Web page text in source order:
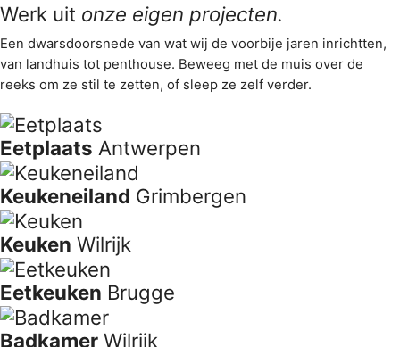
Werk uit onze eigen projecten.
Een dwarsdoorsnede van wat wij de voorbije jaren inrichtten,
van landhuis tot penthouse. Beweeg met de muis over de
reeks om ze stil te zetten, of sleep ze zelf verder.
Eetplaats Antwerpen
Keukeneiland Grimbergen
Keuken Wilrijk
Eetkeuken Brugge
Badkamer Wilrijk